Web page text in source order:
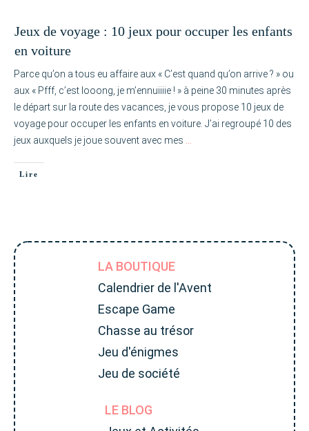
Jeux de voyage : 10 jeux pour occuper les enfants
en voiture
Parce qu’on a tous eu affaire aux « C’est quand qu’on arrive ? » ou
aux « Pfff, c’est looong, je m’ennuiiiie ! » à peine 30 minutes après
le départ sur la route des vacances, je vous propose 10 jeux de
voyage pour occuper les enfants en voiture. J’ai regroupé 10 des
jeux auxquels je joue souvent avec mes
Lire
LA BOUTIQUE
Calendrier de l'Avent
Escape Game
Chasse au trésor
Jeu d'énigmes
Jeu de société
LE BLOG